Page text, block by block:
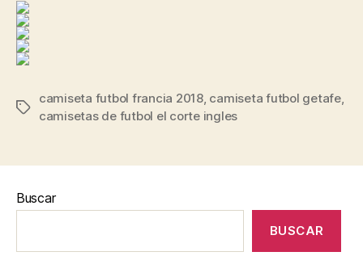
Etiquetas
camiseta futbol francia 2018, camiseta futbol getafe,
camisetas de futbol el corte ingles
Buscar
BUSCAR